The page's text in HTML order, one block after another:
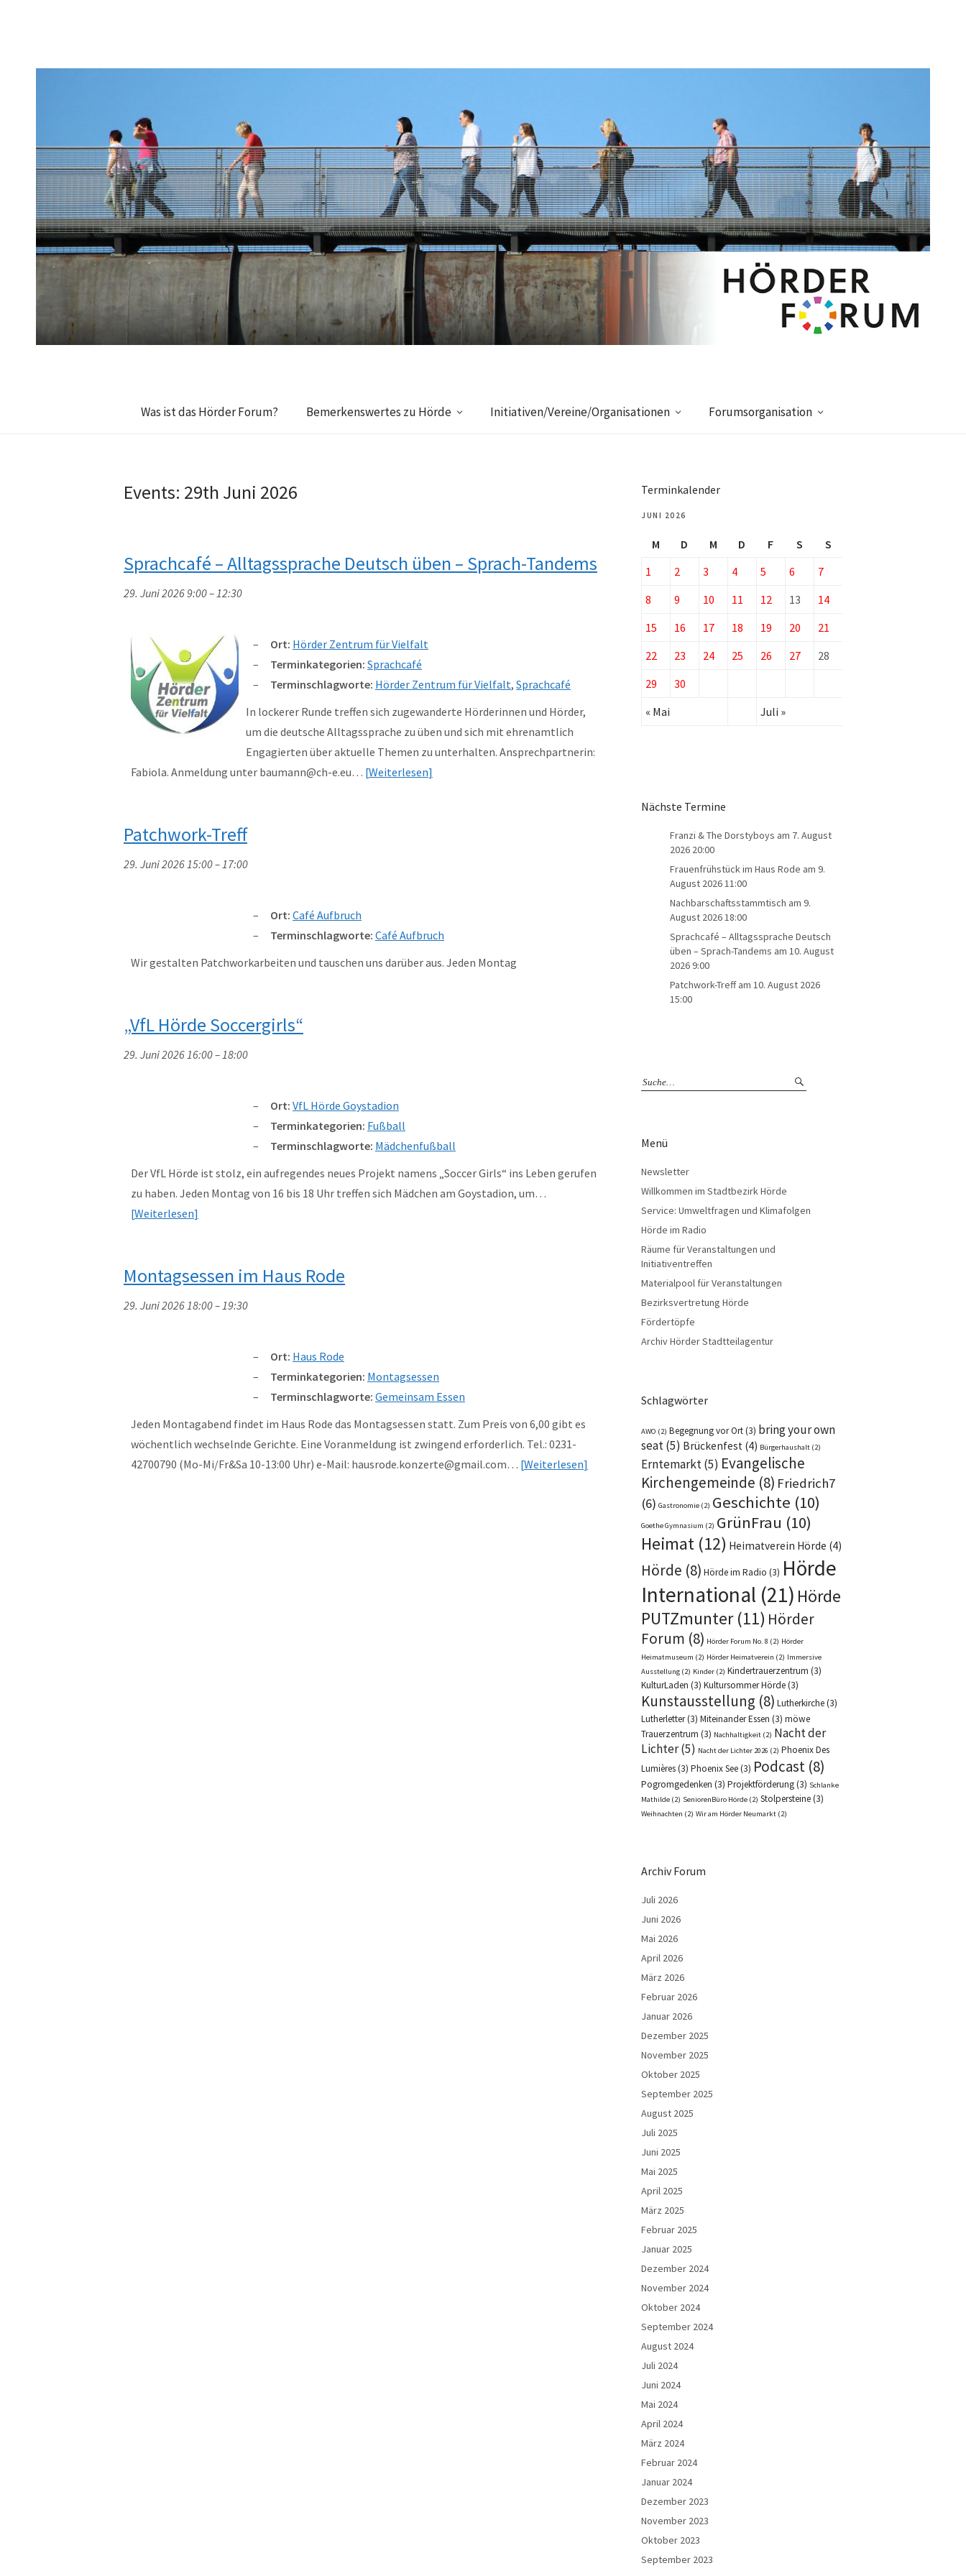
Was ist das Hörder Forum? Bemerkenswertes zu Hörde Initiativen/Vereine/Organisationen Forumsorganisation
Events: 29th Juni 2026
Sprachcafé – Alltagssprache Deutsch üben – Sprach-Tandems
29. Juni 2026 9:00– 12:30
Ort: Hörder Zentrum für Vielfalt
Terminkategorien: Sprachcafé
Terminschlagworte: Hörder Zentrum für Vielfalt, Sprachcafé
In lockerer Runde treffen sich zugewanderte Hörderinnen und Hörder,
um die deutsche Alltagssprache zu üben und sich mit ehrenamtlich
Engagierten über aktuelle Themen zu unterhalten. Ansprechpartnerin:
Fabiola. Anmeldung unter baumann@ch-e.eu… Weiterlesen
Patchwork-Treff
29. Juni 2026 15:00– 17:00
Ort: Café Aufbruch
Terminschlagworte: Café Aufbruch
Wir gestalten Patchworkarbeiten und tauschen uns darüber aus. Jeden Montag
„VfL Hörde Soccergirls“
29. Juni 2026 16:00– 18:00
Ort: VfL Hörde Goystadion
Terminkategorien: Fußball
Terminschlagworte: Mädchenfußball
Der VfL Hörde ist stolz, ein aufregendes neues Projekt namens „Soccer Girls“ ins Leben gerufen
zu haben. Jeden Montag von 16 bis 18 Uhr treffen sich Mädchen am Goystadion, um…
Weiterlesen
Montagsessen im Haus Rode
29. Juni 2026 18:00– 19:30
Ort: Haus Rode
Terminkategorien: Montagsessen
Terminschlagworte: Gemeinsam Essen
Jeden Montagabend findet im Haus Rode das Montagsessen statt. Zum Preis von 6,00 gibt es
wöchentlich wechselnde Gerichte. Eine Voranmeldung ist zwingend erforderlich. Tel.: 0231-
42700790 (Mo-Mi/Fr&Sa 10-13:00 Uhr) e-Mail: hausrode.konzerte@gmail.com… Weiterlesen
Terminkalender
JUNI 2026
M D M D F S
S
1
2 3 4 5 6
7
8
9 10 11 12 13
14
15
16 17 18 19 20
21
22
23 24 25 26 27
28
29
30
« Mai
Juli »
Nächste Termine
Franzi & The Dorstyboys am 7. August
2026 20:00
Frauenfrühstück im Haus Rode am 9.
August 2026 11:00
Nachbarschaftsstammtisch am 9.
August 2026 18:00
Sprachcafé – Alltagssprache Deutsch
üben – Sprach-Tandems am 10. August
2026 9:00
Patchwork-Treffam 10. August 2026
15:00
Menü
Newsletter
Willkommen im Stadtbezirk Hörde
Service: Umweltfragen und Klimafolgen
Hörde im Radio
Räume für Veranstaltungen und
Initiativentreffen
Materialpool für Veranstaltungen
Bezirksvertretung Hörde
Fördertöpfe
Archiv Hörder Stadtteilagentur
Schlagwörter
AWO (2) Begegnung vor Ort(3) bring your own
seat(5) Brückenfest (4) Bürgerhaushalt (2)
Erntemarkt(5) Evangelische
Kirchengemeinde (8) Friedrich7
(6) Gastronomie (2) Geschichte (10)
Goethe Gymnasium (2) GrünFrau (10)
Heimat (12) Heimatverein Hörde (4)
Hörde (8) Hörde im Radio (3) Hörde
International (21) Hörde
PUTZmunter(11) Hörder
Forum (8) Hörder Forum No. 8 (2) Hörder
Heimatmuseum (2) Hörder Heimatverein (2) Immersive
Ausstellung (2) Kinder (2) Kindertrauerzentrum (3)
KulturLaden (3) Kultursommer Hörde(3)
Kunstausstellung (8) Lutherkirche(3)
Lutherletter(3) Miteinander Essen (3) möwe
Trauerzentrum (3) Nachhaltigkeit (2) Nacht der
Lichter(5) Nacht der Lichter 2026 (2) Phoenix Des
Lumières(3) Phoenix See(3) Podcast (8)
Pogromgedenken (3) Projektförderung(3) Schlanke
Mathilde (2) SeniorenBüro Hörde (2) Stolpersteine(3)
Weihnachten (2) Wir am Hörder Neumarkt (2)
Archiv Forum
Juli 2026
Juni 2026
Mai 2026
April 2026
März 2026
Februar 2026
Januar 2026
Dezember 2025
November 2025
Oktober 2025
September 2025
August 2025
Juli 2025
Juni 2025
Mai 2025
April 2025
März 2025
Februar 2025
Januar 2025
Dezember 2024
November 2024
Oktober 2024
September 2024
August 2024
Juli 2024
Juni 2024
Mai 2024
April 2024
März 2024
Februar 2024
Januar 2024
Dezember 2023
November 2023
Oktober 2023
September 2023